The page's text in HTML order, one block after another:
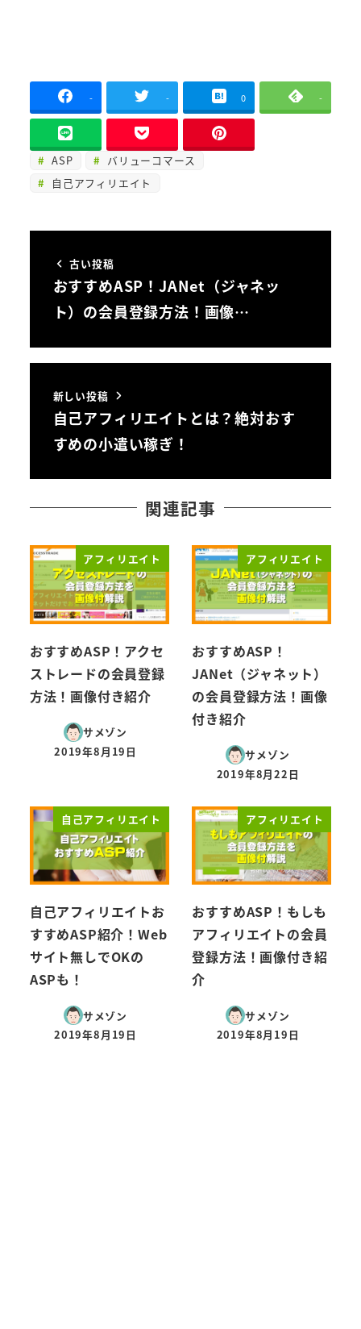
- - 0 -
ASP
バリューコマース
自己アフィリエイト
古い投稿
おすすめASP！JANet（ジャネッ
ト）の会員登録方法！画像…
新しい投稿
自己アフィリエイトとは？絶対おす
すめの小遣い稼ぎ！
関連記事
アフィリエイト
おすすめASP！アクセ
ストレードの会員登録
方法！画像付き紹介
サメゾン
投稿日
2019年8月19日
アフィリエイト
おすすめASP！
JANet（ジャネット）
の会員登録方法！画像
付き紹介
サメゾン
投稿日
2019年8月22日
自己アフィリエイト
自己アフィリエイトお
すすめASP紹介！Web
サイト無しでOKの
ASPも！
サメゾン
投稿日
2019年8月19日
アフィリエイト
おすすめASP！もしも
アフィリエイトの会員
登録方法！画像付き紹
介
サメゾン
投稿日
2019年8月19日